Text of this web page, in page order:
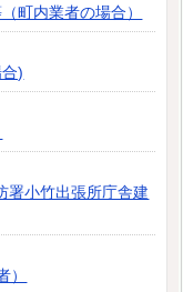
町内業者の場合）
)
署小竹出張所庁舎建